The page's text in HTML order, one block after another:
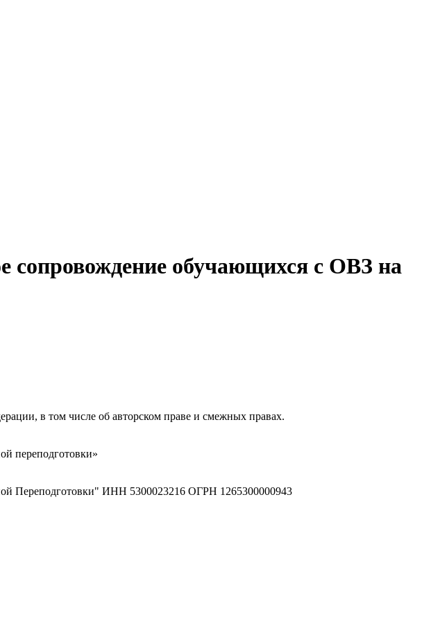
сопровождение обучающихся с ОВЗ на
в том числе об авторском праве и смежных правах.
переподготовки»
Переподготовки" ИНН 5300023216 ОГРН 1265300000943